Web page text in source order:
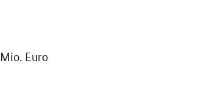
Mio. Euro